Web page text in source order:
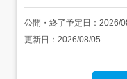
公開・終了予定日： 2026/
更新日： 2026/08/05